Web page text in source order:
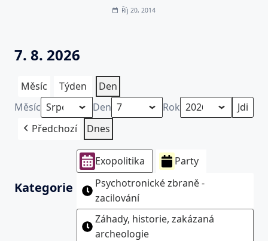
Říj 20, 2014
7. 8. 2026
Měsíc Týden
Den
Měsíc
Den
Rok
Předchozí
Dnes
Kategorie
Exopolitika
Party
Psychotronické zbraně -
zacilování
Záhady, historie, zakázaná
archeologie